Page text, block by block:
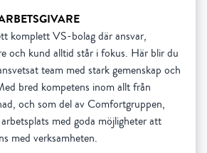
komplett VS-bolag där ansvar,
och kund alltid står i fokus. Här blir du
team med stark gemenskap och
bred kompetens inom allt från
och som del av Comfortgruppen,
med goda möjligheter att
med verksamheten.